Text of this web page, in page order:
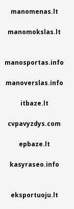
manomenas.lt
manomokslas.lt
manosportas.info
manoverslas.info
itbaze.lt
cvpavyzdys.com
epbaze.lt
kasyraseo.info
eksportuoju.lt